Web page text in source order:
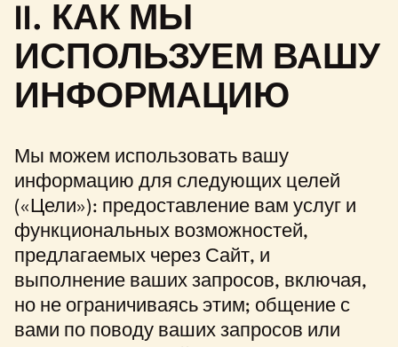
II. КАК МЫ
ИСПОЛЬЗУЕМ ВАШУ
ИНФОРМАЦИЮ
Мы можем использовать вашу
информацию для следующих целей
(«Цели»): предоставление вам услуг и
функциональных возможностей,
предлагаемых через Сайт, и
выполнение ваших запросов, включая,
но не ограничиваясь этим; общение с
вами по поводу ваших запросов или